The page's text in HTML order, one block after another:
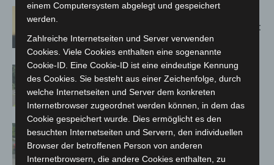
Hannover: Erste Tigermücken-
Population in Niedersachsen entdeckt
Brand im „Haus der Begegnung“ in
Neuwarmbüchen schnell eingedämmt
Region Hannover: 21 neue
Notfallsanitäter starten beim Roten
Kreuz
einem Computersystem abgelegt und gespeichert
werden.
Zahlreiche Internetseiten und Server verwenden
Cookies. Viele Cookies enthalten eine sogenannte
Cookie-ID. Eine Cookie-ID ist eine eindeutige Kennung
des Cookies. Sie besteht aus einer Zeichenfolge, durch
welche Internetseiten und Server dem konkreten
Internetbrowser zugeordnet werden können, in dem das
Cookie gespeichert wurde. Dies ermöglicht es den
besuchten Internetseiten und Servern, den individuellen
Browser der betroffenen Person von anderen
Internetbrowsern, die andere Cookies enthalten, zu